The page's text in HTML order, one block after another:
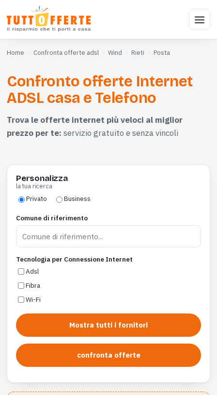
Home Confronta offerte adsl Wind Rieti Posta
Confronto offerte Internet
ADSL casa e Telefono
Trova le offerte internet più veloci al miglior
prezzo per te: servizio gratuito e senza vincoli
Personalizza
la tua ricerca
Privato Business
Comune di riferimento
Tecnologia per Connessione Internet
Adsl
Fibra
Wi-Fi
Mostra tutti i fornitori
confronta offerte